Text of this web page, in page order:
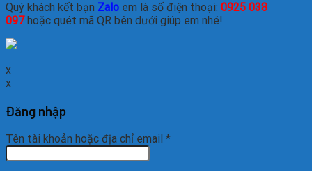
Quý khách kết bạn Zalo em là số điện thoại: 0925 038
097hoặc quét mã QR bên dưới giúp em nhé!
x
x
Đăng nhập
Tên tài khoản hoặc địa chỉ email *